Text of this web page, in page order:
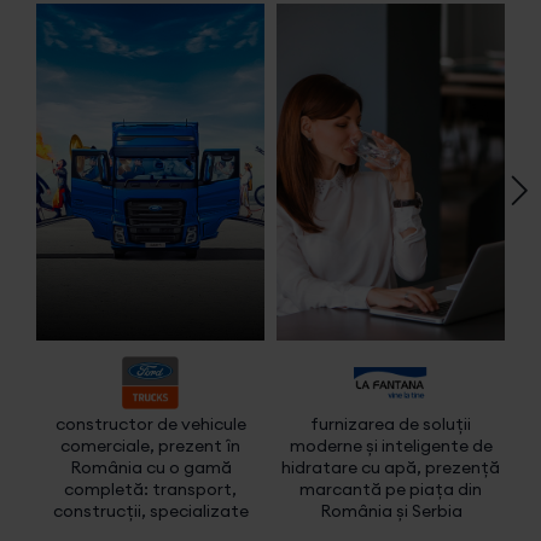
constructor de vehicule
comerciale, prezent în
România cu o gamă
completă: transport,
construcții, specializate
furnizarea de soluții
moderne și inteligente de
hidratare cu apă, prezență
marcantă pe piața din
România și Serbia